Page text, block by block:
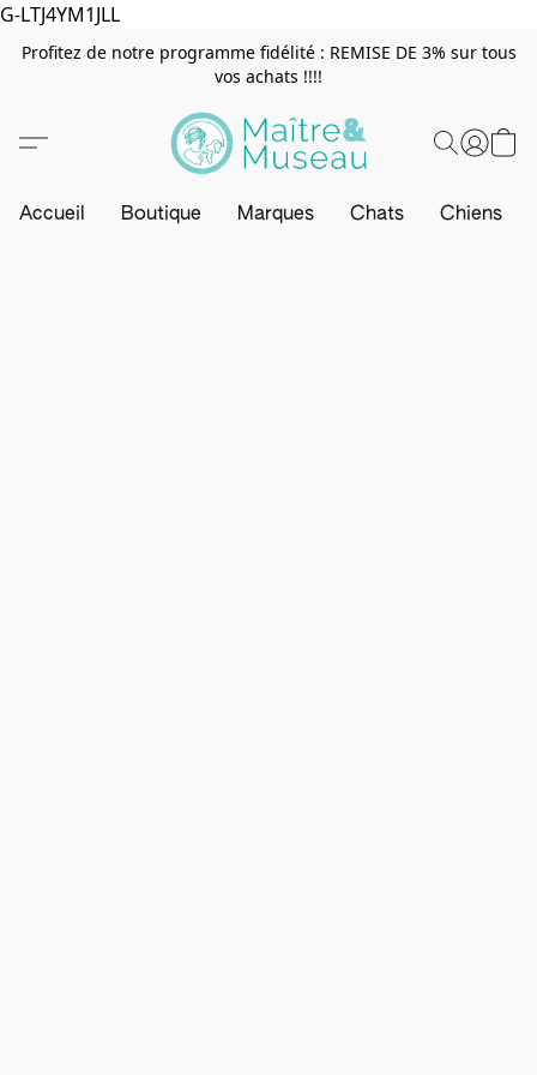
G-LTJ4YM1JLL
Profitez de notre programme fidélité : REMISE DE 3% sur tous
vos achats !!!!
Accueil Boutique Marques Chats Chiens